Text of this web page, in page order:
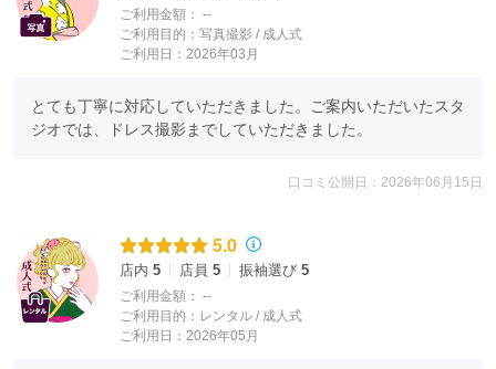
ご利用金額： --
ご利用目的： 写真撮影 / 成人式
ご利用日：2026年03月
とても丁寧に対応していただきました。ご案内いただいたスタ
ジオでは、ドレス撮影までしていただきました。
口コミ公開日：2026年06月15日
5.0
店内 5 店員 5 振袖選び 5
ご利用金額： --
ご利用目的： レンタル / 成人式
ご利用日：2026年05月